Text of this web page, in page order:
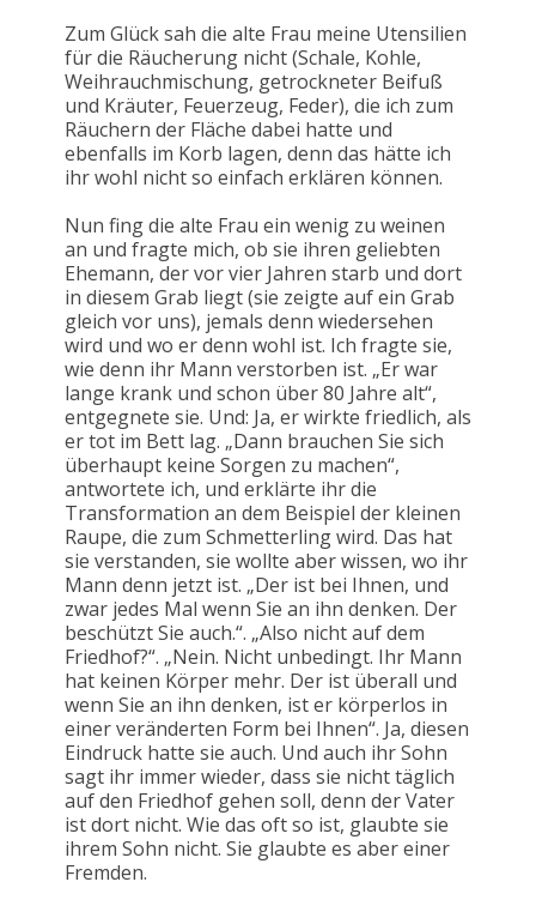
Zum Glück sah die alte Frau meine Utensilien
für die Räucherung nicht (Schale, Kohle,
Weihrauchmischung, getrockneter Beifuß
und Kräuter, Feuerzeug, Feder), die ich zum
Räuchern der Fläche dabei hatte und
ebenfalls im Korb lagen, denn das hätte ich
ihr wohl nicht so einfach erklären können.
Nun fing die alte Frau ein wenig zu weinen
an und fragte mich, ob sie ihren geliebten
Ehemann, der vor vier Jahren starb und dort
in diesem Grab liegt (sie zeigte auf ein Grab
gleich vor uns), jemals denn wiedersehen
wird und wo er denn wohl ist. Ich fragte sie,
wie denn ihr Mann verstorben ist. „Er war
lange krank und schon über 80 Jahre alt“,
entgegnete sie. Und: Ja, er wirkte friedlich, als
er tot im Bett lag. „Dann brauchen Sie sich
überhaupt keine Sorgen zu machen“,
antwortete ich, und erklärte ihr die
Transformation an dem Beispiel der kleinen
Raupe, die zum Schmetterling wird. Das hat
sie verstanden, sie wollte aber wissen, wo ihr
Mann denn jetzt ist. „Der ist bei Ihnen, und
zwar jedes Mal wenn Sie an ihn denken. Der
beschützt Sie auch.“. „Also nicht auf dem
Friedhof?“. „Nein. Nicht unbedingt. Ihr Mann
hat keinen Körper mehr. Der ist überall und
wenn Sie an ihn denken, ist er körperlos in
einer veränderten Form bei Ihnen“. Ja, diesen
Eindruck hatte sie auch. Und auch ihr Sohn
sagt ihr immer wieder, dass sie nicht täglich
auf den Friedhof gehen soll, denn der Vater
ist dort nicht. Wie das oft so ist, glaubte sie
ihrem Sohn nicht. Sie glaubte es aber einer
Fremden.